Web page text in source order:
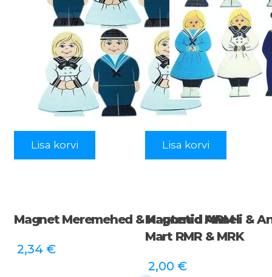
Lisa korvi Lisa korvi
Magnet Meremehed & Kaptenid MRM
2,34 €
Magnetid Anneli &
Mart RMR & MRK
2,00 €